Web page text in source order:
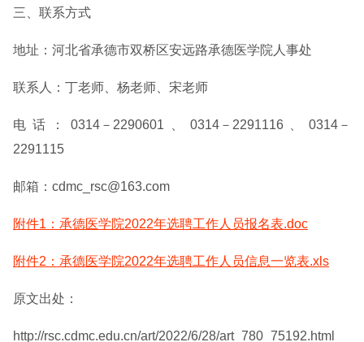
三、联系方式
地址：河北省承德市双桥区安远路承德医学院人事处
联系人：丁老师、杨老师、宋老师
电话：0314－2290601、0314－2291116、0314－
2291115
邮箱：cdmc_rsc@163.com
附件1：承德医学院2022年选聘工作人员报名表.doc
附件2：承德医学院2022年选聘工作人员信息一览表.xls
原文出处：
http://rsc.cdmc.edu.cn/art/2022/6/28/art_780_75192.html